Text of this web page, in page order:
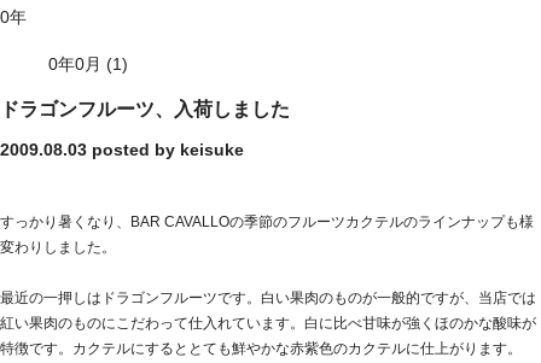
0年
0年0月 (1)
ドラゴンフルーツ、入荷しました
2009.08.03 posted by keisuke
すっかり暑くなり、BAR CAVALLOの季節のフルーツカクテルのラインナップも様
変わりしました。
最近の一押しはドラゴンフルーツです。白い果肉のものが一般的ですが、当店では
紅い果肉のものにこだわって仕入れています。白に比べ甘味が強くほのかな酸味が
特徴です。カクテルにするととても鮮やかな赤紫色のカクテルに仕上がります。